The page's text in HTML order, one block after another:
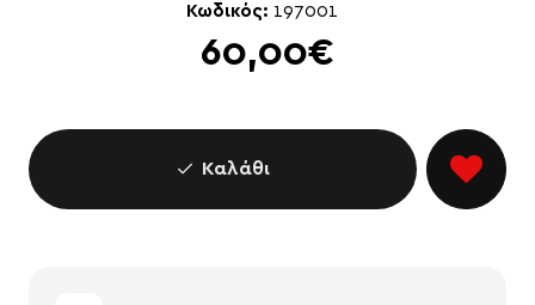
60,00€
Κωδικός: 197001
Καλάθι